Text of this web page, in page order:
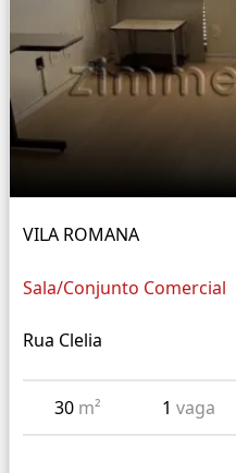
VILA ROMANA
Sala/Conjunto Comercial
Rua Clelia
30 m² 1 vaga